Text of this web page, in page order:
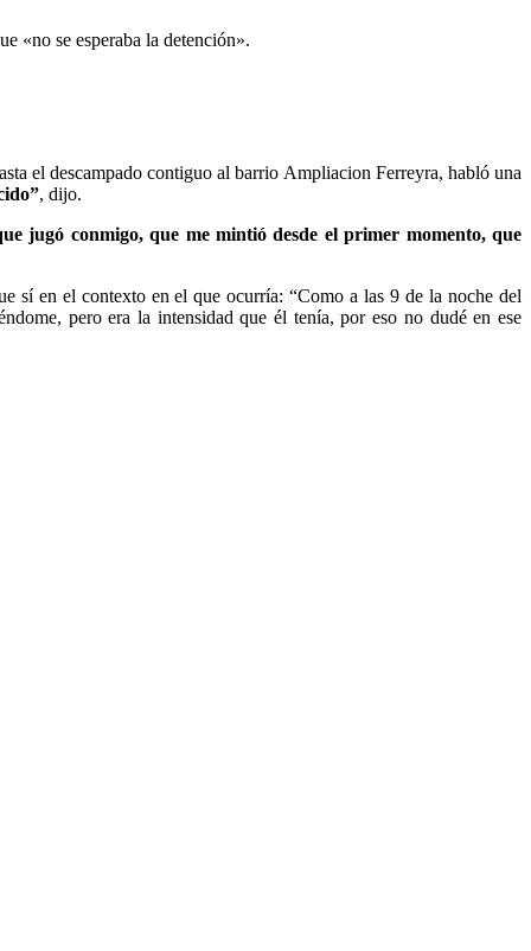
«no se esperaba la detención».
el descampado contiguo al barrio Ampliacion Ferreyra, habló una
, dijo.
jugó conmigo, que me mintió desde el primer momento, que
sí en el contexto en el que ocurría: “Como a las 9 de la noche del
pero era la intensidad que él tenía, por eso no dudé en ese